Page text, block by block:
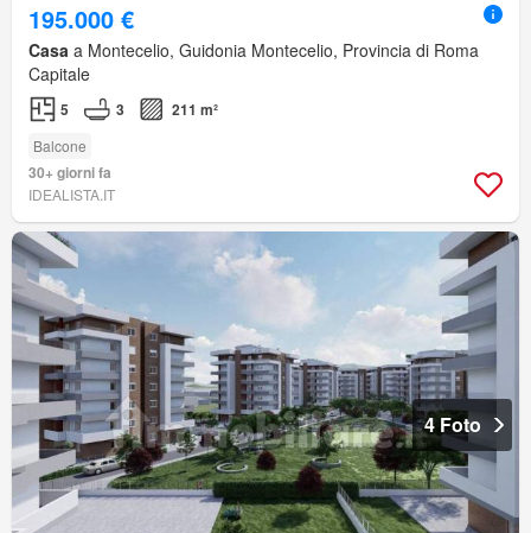
195.000 €
Casa a Montecelio, Guidonia Montecelio, Provincia di Roma
Capitale
5 3 211 m²
Balcone
30+ giorni fa
IDEALISTA.IT
4 Foto